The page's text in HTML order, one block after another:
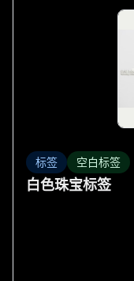
标签 空白标签
白色珠宝标签